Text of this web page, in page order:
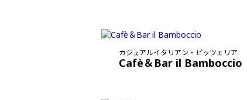
カジュアルイタリアン・ピッツェリア
Cafè＆Bar il Bamboccio